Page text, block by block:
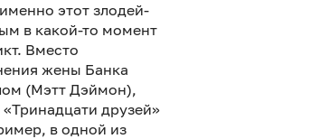
этот злодей-
в какой-то момент
Вместо
жены Банка
(Мэтт Дэймон),
друзей»
в одной из